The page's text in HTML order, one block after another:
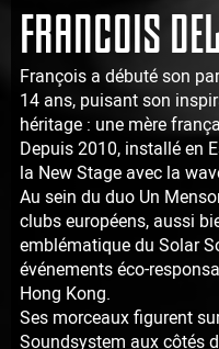
FRANCOIS
François a débuté son
14 ans, puisant son
héritage : une mère
Depuis 2010, installé en
la New Stage avec la
Au sein du duo Un
clubs européens, aussi
emblématique du Solar
événements éco-
Hong Kong.
Ses morceaux figurent
Soundsystem aux côtés